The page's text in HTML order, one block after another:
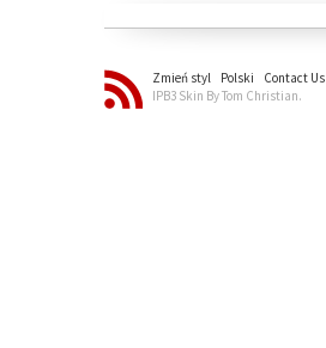
Zmień styl Polski Contact Us
IPB3 Skin By Tom Christian.